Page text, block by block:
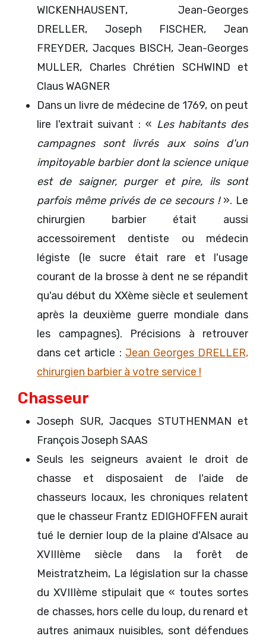
WICKENHAUSENT, Jean-Georges
DRELLER, Joseph FISCHER, Jean
FREYDER, Jacques BISCH, Jean-Georges
MULLER, Charles Chrétien SCHWIND et
Claus WAGNER
Dans un livre de médecine de 1769, on peut
lire l'extrait suivant : « Les habitants des
campagnes sont livrés aux soins d'un
impitoyable barbier dont la science unique
est de saigner, purger et pire, ils sont
parfois même privés de ce secours !». Le
chirurgien barbier était aussi
accessoirement dentiste ou médecin
légiste (le sucre était rare et l'usage
courant de la brosse à dent ne se répandit
qu'au début du XXème siècle et seulement
après la deuxième guerre mondiale dans
les campagnes). Précisions à retrouver
dans cet article : Jean Georges DRELLER,
chirurgien barbier à votre service !
Chasseur
Joseph SUR, Jacques STUTHENMAN et
François Joseph SAAS
Seuls les seigneurs avaient le droit de
chasse et disposaient de l'aide de
chasseurs locaux, les chroniques relatent
que le chasseur Frantz EDIGHOFFEN aurait
tué le dernier loup de la plaine d'Alsace au
XVIIIème siècle dans la forêt de
Meistratzheim, La législation sur la chasse
du XVIIIème stipulait que « toutes sortes
de chasses, hors celle du loup, du renard et
autres animaux nuisibles, sont défendues